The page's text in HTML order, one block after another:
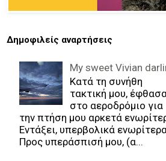
Δημοφιλείς αναρτήσεις
My sweet Vivian
Κατά τη συνήθη
τακτική μου,
στο αεροδρόμιο για
την πτήση μου αρκετά
Εντάξει, υπερβολικά
Προς υπεράσπισή μου, (α...